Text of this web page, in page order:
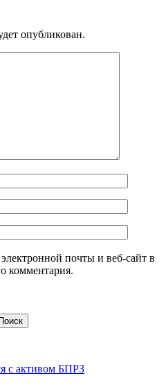
опубликован.
почты и веб-сайт в
комментария.
с активом БПРЗ